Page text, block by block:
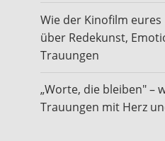
Wie der Kinofilm eures
über Redekunst,
Trauungen
„Worte, die bleiben" –
Trauungen mit Herz